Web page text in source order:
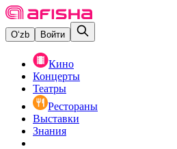
O‘zb Войти
Кино
Концерты
Театры
Рестораны
Выставки
Знания